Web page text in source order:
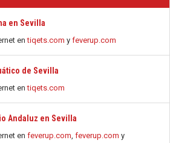
en Sevilla
entiqets.com y feverup.com
de Sevilla
entiqets.com
Andaluz en Sevilla
en feverup.com, feverup.com y